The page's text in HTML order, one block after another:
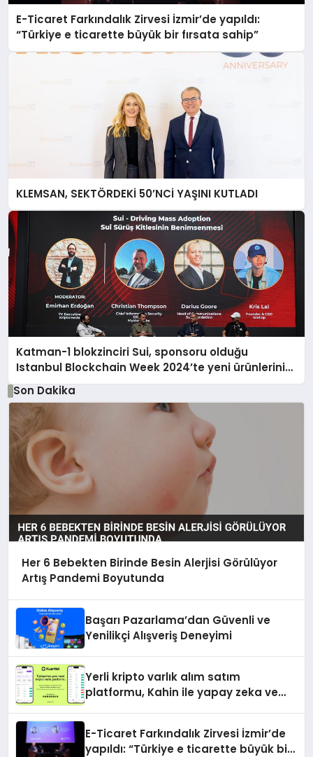
E-Ticaret Farkındalık Zirvesi İzmir’de yapıldı:
“Türkiye e ticarette büyük bir fırsata sahip”
KLEMSAN, SEKTÖRDEKİ 50’NCİ YAŞINI KUTLADI
Katman-1 blokzinciri Sui, sponsoru olduğu
Istanbul Blockchain Week 2024’te yeni ürünlerini
tanıttı
Son Dakika
Her 6 Bebekten Birinde Besin Alerjisi Görülüyor
Artış Pandemi Boyutunda
Başarı Pazarlama’dan Güvenli ve
Yenilikçi Alışveriş Deneyimi
Yerli kripto varlık alım satım
platformu, Kahin ile yapay zeka ve
E-Ticaret Farkındalık Zirvesi İzmir’de
yapıldı: “Türkiye e ticarette büyük bir